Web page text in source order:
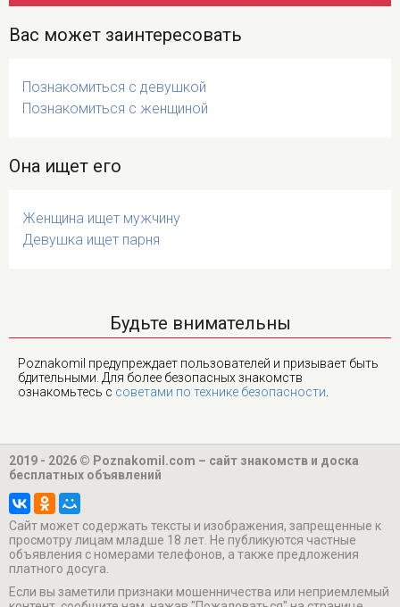
Вас может заинтересовать
Познакомиться с девушкой
Познакомиться с женщиной
Она ищет его
Женщина ищет мужчину
Девушка ищет парня
Будьте внимательны
Poznakomil предупреждает пользователей и призывает быть
бдительными. Для более безопасных знакомств
ознакомьтесь с советами по технике безопасности
2019 - 2026 © Poznakomil.com – сайт знакомств и доска
бесплатных объявлений
Cайт может содержать тексты и изображения, запрещенные к
просмотру лицам младше 18 лет. Не публикуются частные
объявления с номерами телефонов, а также предложения
платного досуга.
Если вы заметили признаки мошенничества или неприемлемый